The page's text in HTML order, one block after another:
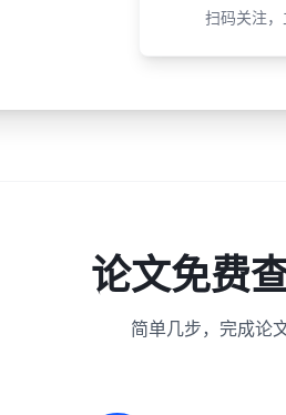
扫码关注
论文免费
简单几步，完成论